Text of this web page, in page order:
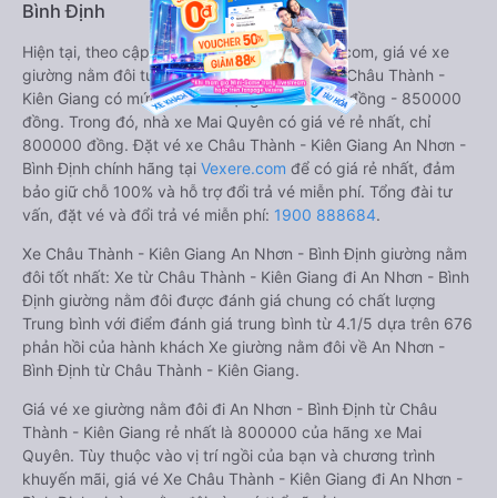
Bình Định
Hiện tại, theo cập nhật mới nhất của Vexere.com, giá vé xe
giường nằm đôi tuyến An Nhơn - Bình Định - Châu Thành -
Kiên Giang có mức giá dao động từ 800000 đồng - 850000
đồng. Trong đó, nhà xe Mai Quyên có giá vé rẻ nhất, chỉ
800000 đồng. Đặt vé xe Châu Thành - Kiên Giang An Nhơn -
Bình Định chính hãng tại Vexere.com để có giá rẻ nhất, đảm
bảo giữ chỗ 100% và hỗ trợ đổi trả vé miễn phí. Tổng đài tư
vấn, đặt vé và đổi trả vé miễn phí: 1900 888684.
Xe Châu Thành - Kiên Giang An Nhơn - Bình Định giường nằm
đôi tốt nhất: Xe từ Châu Thành - Kiên Giang đi An Nhơn - Bình
Định giường nằm đôi được đánh giá chung có chất lượng
Trung bình với điểm đánh giá trung bình từ 4.1/5 dựa trên 676
phản hồi của hành khách Xe giường nằm đôi về An Nhơn -
Bình Định từ Châu Thành - Kiên Giang.
Giá vé xe giường nằm đôi đi An Nhơn - Bình Định từ Châu
Thành - Kiên Giang rẻ nhất là 800000 của hãng xe Mai
Quyên. Tùy thuộc vào vị trí ngồi của bạn và chương trình
khuyến mãi, giá vé Xe Châu Thành - Kiên Giang đi An Nhơn -